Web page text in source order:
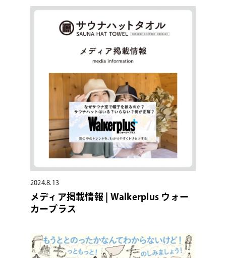
2024.8.13
メディア掲載情報 | Walkerplus ウォー
カープラス